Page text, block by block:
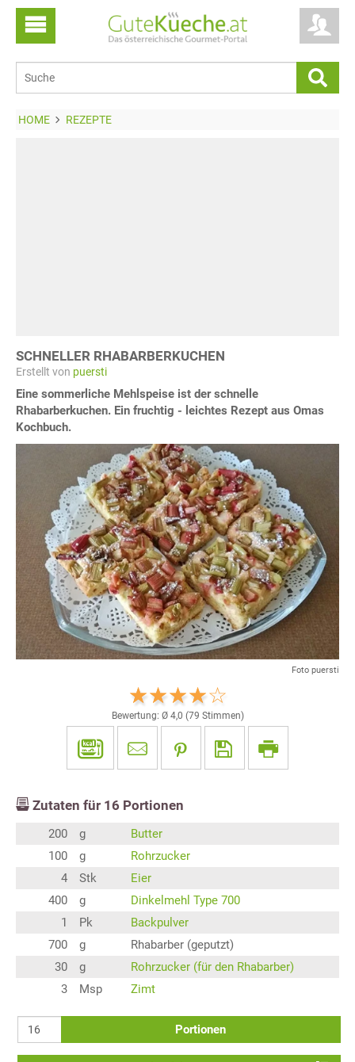
HOME REZEPTE
SCHNELLER RHABARBERKUCHEN
Erstellt von puersti
Eine sommerliche Mehlspeise ist der schnelle
Rhabarberkuchen. Ein fruchtig - leichtes Rezept aus Omas
Kochbuch.
Foto puersti
Bewertung: Ø 4,0 (79 Stimmen)
Zutaten für 16 Portionen
200 g
Butter
100
g
Rohrzucker
4
Stk
Eier
400
g
Dinkelmehl Type 700
1
Pk
Backpulver
700
g
Rhabarber (geputzt)
30
g
Rohrzucker (für den Rhabarber)
3
Msp Zimt
Portionen